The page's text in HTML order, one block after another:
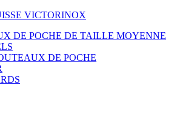
VICTORINOX
DE POCHE DE TAILLE MOYENNE
DE POCHE